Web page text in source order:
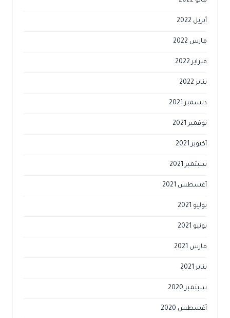
أبريل 2022
مارس 2022
فبراير 2022
يناير 2022
ديسمبر 2021
نوفمبر 2021
أكتوبر 2021
سبتمبر 2021
أغسطس 2021
يوليو 2021
يونيو 2021
مارس 2021
يناير 2021
سبتمبر 2020
أغسطس 2020